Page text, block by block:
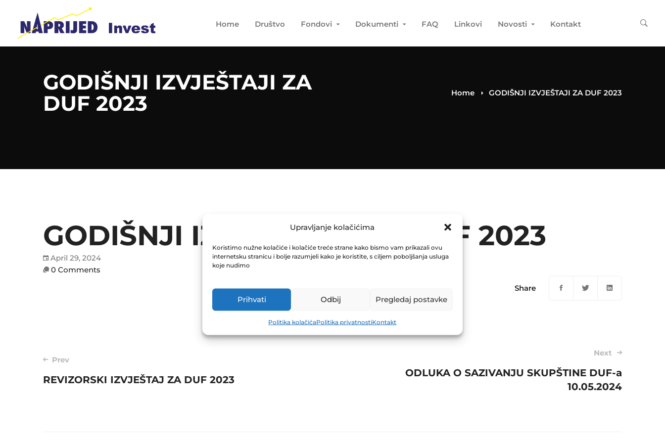
Upravljanje kolačićima
Koristimo nužne kolačiće i kolačiće treće strane kako bismo vam prikazali ovu
internetsku stranicu i bolje razumjeli kako je koristite, s ciljem poboljšanja usluga
koje nudimo
Prihvati Odbij Pregledaj postavke
Politika kolačićaPolitika privatnostiKontakt
Home Društvo Fondovi Dokumenti FAQ Linkovi Novosti Kontakt
GODIŠNJI IZVJEŠTAJI ZA
DUF 2023
Home GODIŠNJI IZVJEŠTAJI ZA DUF 2023
GODIŠNJI IZVJEŠTAJI ZA DUF 2023
April 29, 2024
0 Comments
Share
Post
navigation
Prev
REVIZORSKI IZVJEŠTAJ ZA DUF 2023
Next
ODLUKA O SAZIVANJU SKUPŠTINE DUF-a
10.05.2024